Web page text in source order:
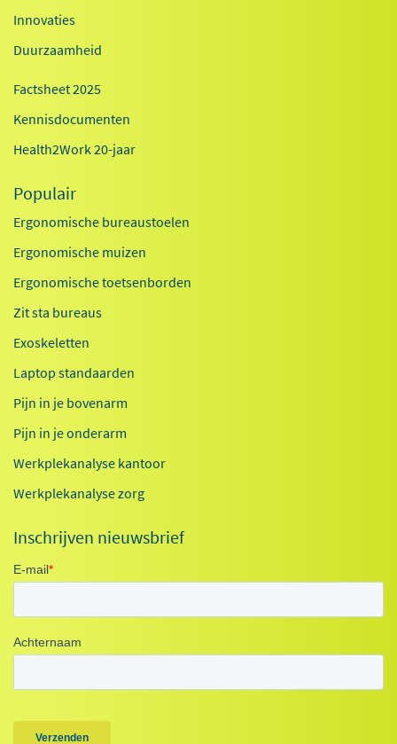
Innovaties
Duurzaamheid
Factsheet 2025
Kennisdocumenten
Health2Work 20-jaar
Populair
Ergonomische bureaustoelen
Ergonomische muizen
Ergonomische toetsenborden
Zit sta bureaus
Exoskeletten
Laptop standaarden
Pijn in je bovenarm
Pijn in je onderarm
Werkplekanalyse kantoor
Werkplekanalyse zorg
Inschrijven nieuwsbrief